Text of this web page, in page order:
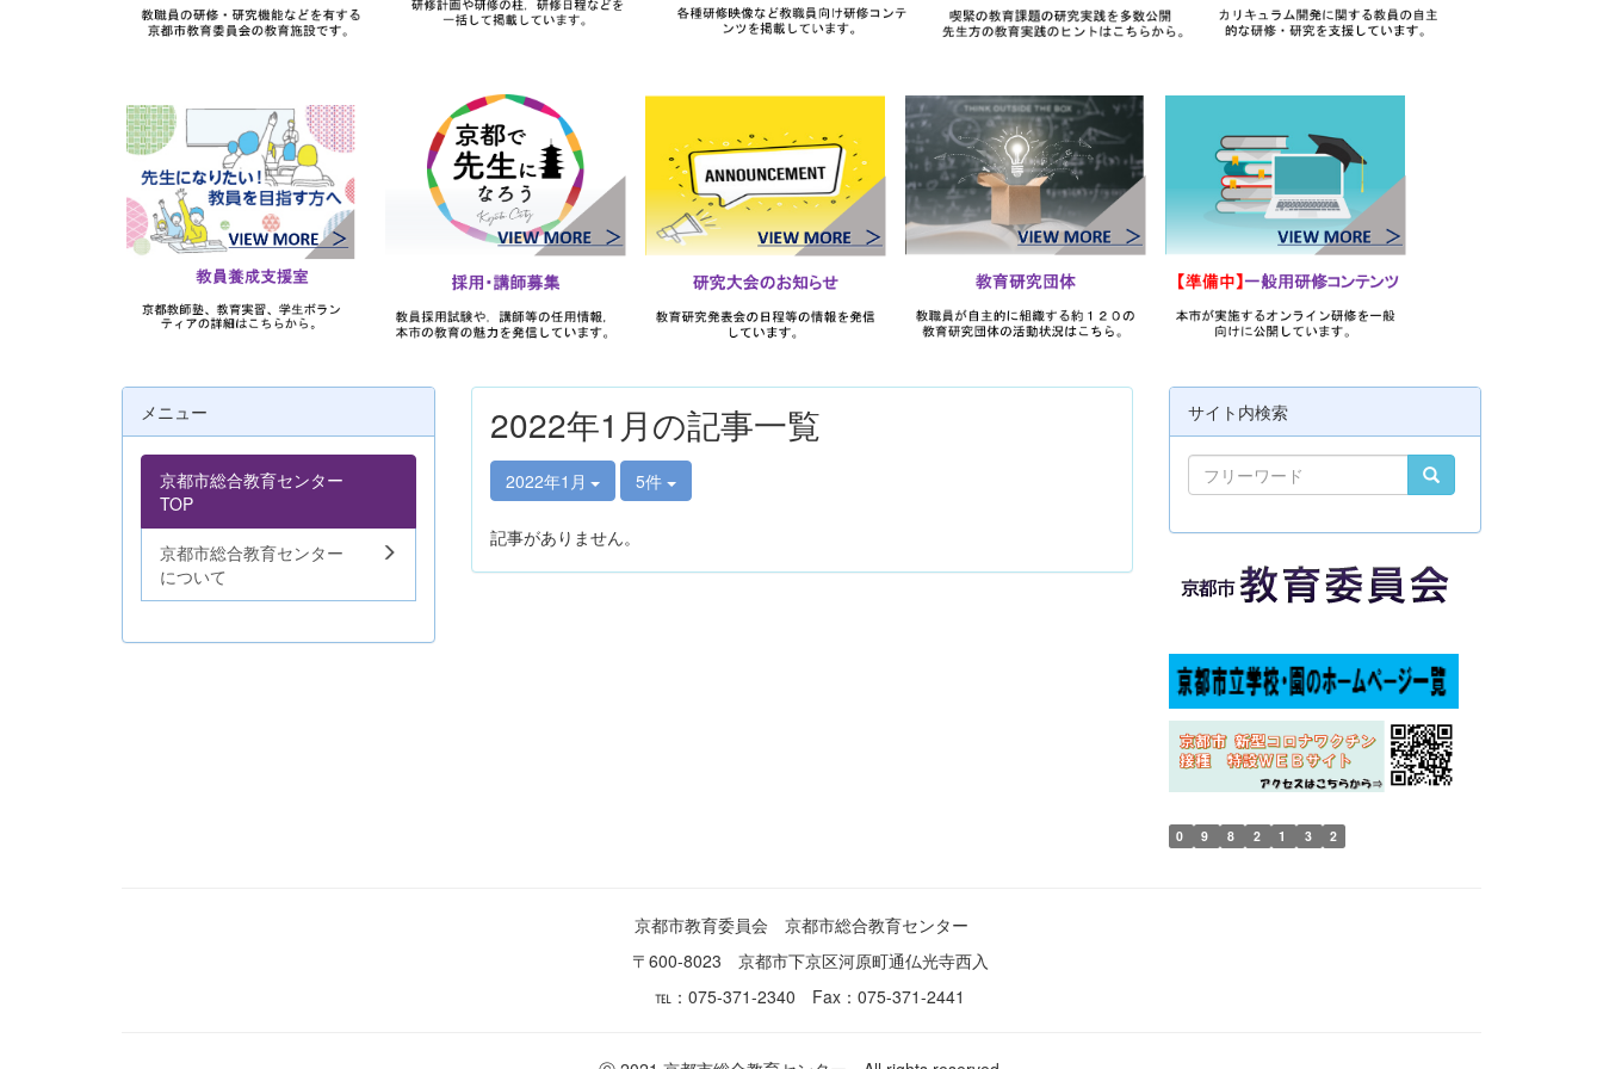
2022年1月の記事一覧
2022年1月 5件
記事がありません。
メニュー
京都市総合教育センター
TOP
京都市総合教育センター
について
サイト内検索
0 9 8 2 1 3 2
京都市教育委員会 京都市総合教育センター
〒600-8023 京都市下京区河原町通仏光寺西入
℡：075-371-2340 Fax：075-371-2441